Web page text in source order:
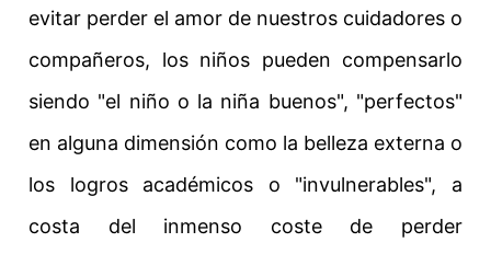
evitar perder el amor de nuestros cuidadores o
compañeros, los niños pueden compensarlo
siendo "el niño o la niña buenos", "perfectos"
en alguna dimensión como la belleza externa o
los logros académicos o "invulnerables", a
costa del inmenso coste de perder